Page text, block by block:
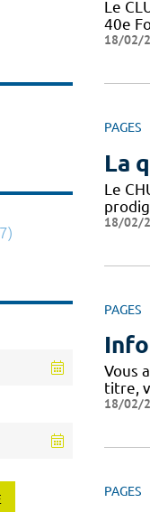
Le
40e
18/02/
PAGES
La
Le
18/02/
PAGES
Vous
titre,
18/02/
PAGES